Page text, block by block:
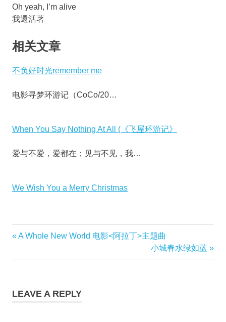
Oh yeah, I’m alive
我還活著
相关文章
不负好时光remember me
电影寻梦环游记（CoCo/20…
When You Say Nothing At All (《飞屋环游记》
爱与不爱，爱都在；见与不见，我…
We Wish You a Merry Christmas
导
Previous
A Whole New World 电影<阿拉丁>主题曲
Next
Post:
小城春水绿如蓝
LEAVE A REPLY